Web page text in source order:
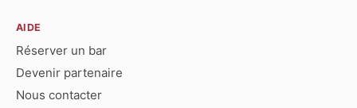
AIDE
Réserver un bar
Devenir partenaire
Nous contacter